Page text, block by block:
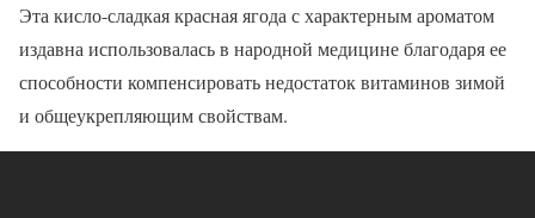
Эта кисло-сладкая красная ягода с характерным ароматом
издавна использовалась в народной медицине благодаря ее
способности компенсировать недостаток витаминов зимой
и общеукрепляющим свойствам.